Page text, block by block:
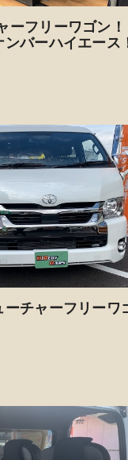
ーフリーワゴン
バーハイエース
チャーフリーワ